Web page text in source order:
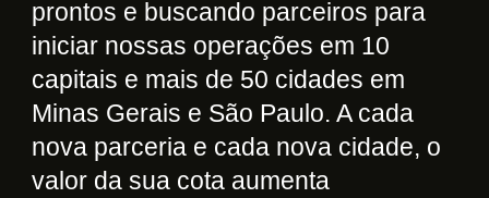
prontos e buscando parceiros para
iniciar nossas operações em 10
capitais e mais de 50 cidades em
Minas Gerais e São Paulo. A cada
nova parceria e cada nova cidade, o
valor da sua cota aumenta